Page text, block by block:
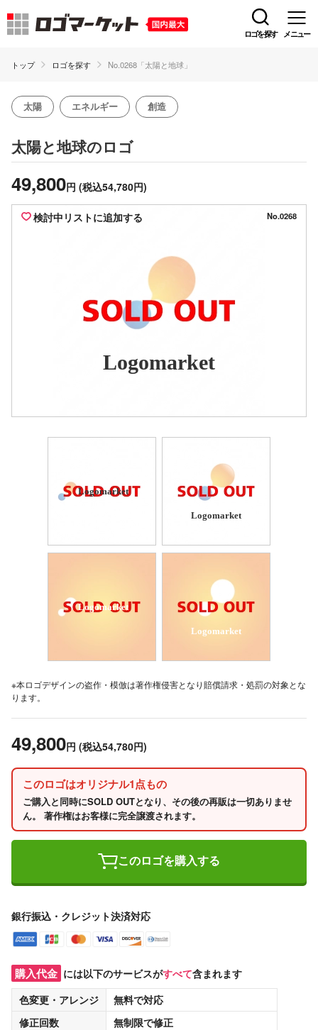
ロゴを探す メニュー
トップ ロゴを探す No.0268「太陽と地球」
太陽 エネルギー 創造
太陽と地球のロゴ
49,800円 (税込54,780円)
検討中リストに追加する No.0268
Logomarket
Logomarket
Logomarket
Logomarket
Logomarket
※本ロゴデザインの盗作・模倣は著作権侵害となり賠償請求・処罰の対象とな
ります。
49,800円 (税込54,780円)
このロゴはオリジナル1点もの
ご購入と同時にSOLD OUTとなり、その後の再販は一切ありませ
ん。 著作権はお客様に完全譲渡されます。
このロゴを購入する
銀行振込・クレジット決済対応
購入代金 には以下のサービスがすべて含まれます
色変更・アレンジ
無料で対応
修正回数
無制限で修正